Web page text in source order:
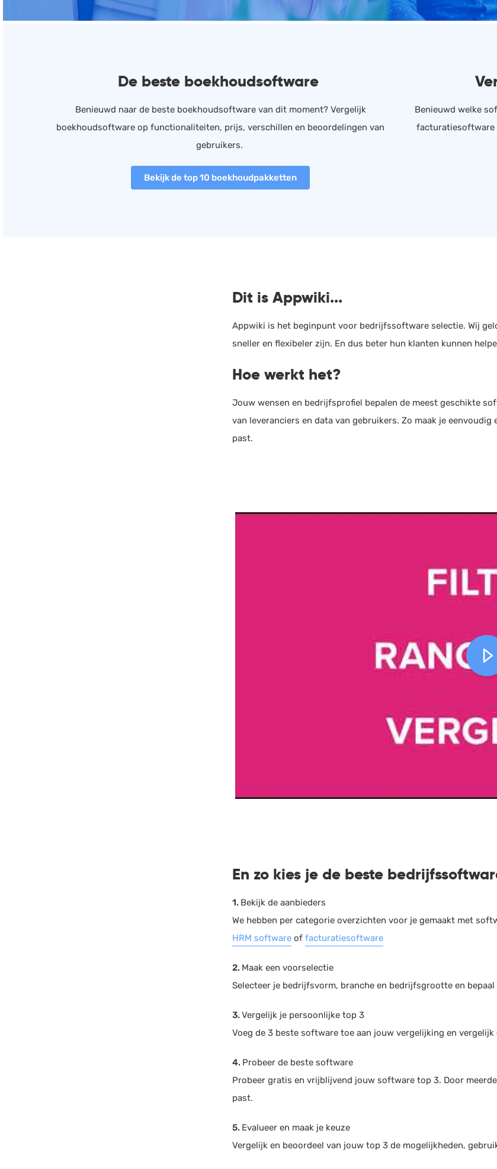
HRM
Helpdesk
De beste boekhoudsoftware
Benieuwd naar de beste boekhoudsoftware van dit moment? Vergelijk
boekhoudsoftware op functionaliteiten, prijs, verschillen en beoordelingen van
gebruikers.
Bekijk de top 10 boekhoudpakketten
Benieuwd welke
facturatiesoftware
Dit is Appwiki...
Appwiki is het beginpunt voor bedrijfssoftware selectie. Wij
sneller en flexibeler zijn. En dus beter hun klanten kunnen
Hoe werkt het?
Jouw wensen en bedrijfsprofiel bepalen de meest geschikte
van leveranciers en data van gebruikers. Zo maak je
past.
En zo kies je de beste
1. Bekijk de aanbieders
We hebben per categorie overzichten voor je gemaakt met
HRM software of facturatiesoftware
2. Maak een voorselectie
Selecteer je bedrijfsvorm, branche en bedrijfsgrootte en
3.Vergelijk je persoonlijke top 3
Voeg de 3 beste software toe aan jouw vergelijking en
4. Probeer de beste software
Probeer gratis en vrijblijvend jouw software top 3. Door
past.
5. Evalueer en maak je keuze
Vergelijk en beoordeel van jouw top 3 de mogelijkheden,